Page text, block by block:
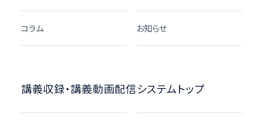
コラム お知らせ
講義収録・講義動画配信システムトップ